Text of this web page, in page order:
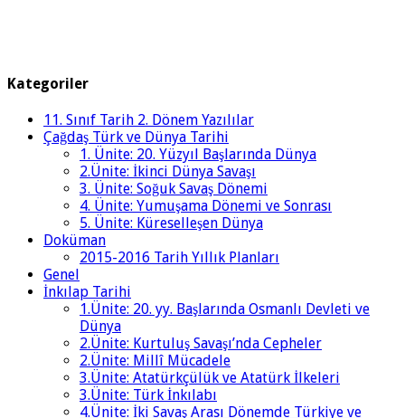
Kategoriler
11. Sınıf Tarih 2. Dönem Yazılılar
Çağdaş Türk ve Dünya Tarihi
1. Ünite: 20. Yüzyıl Başlarında Dünya
2.Ünite: İkinci Dünya Savaşı
3. Ünite: Soğuk Savaş Dönemi
4. Ünite: Yumuşama Dönemi ve Sonrası
5. Ünite: Küreselleşen Dünya
Doküman
2015-2016 Tarih Yıllık Planları
Genel
İnkılap Tarihi
1.Ünite: 20. yy. Başlarında Osmanlı Devleti ve
Dünya
2.Ünite: Kurtuluş Savaşı’nda Cepheler
2.Ünite: Millî Mücadele
3.Ünite: Atatürkçülük ve Atatürk İlkeleri
3.Ünite: Türk İnkılabı
4.Ünite: İki Savaş Arası Dönemde Türkiye ve